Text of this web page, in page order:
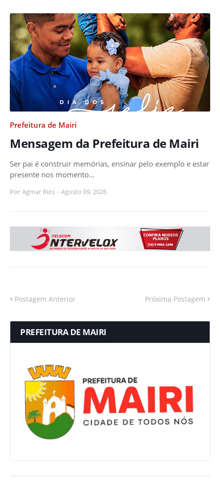
Prefeitura de Mairi
Mensagem da Prefeitura de Mairi
Ser pai é construir memórias, ensinar pelo exemplo e estar
presente nos momento…
Por Agmar Rios - Agosto 09, 2026
Postagem Anterior Próxima Postagem
PREFEITURA DE MAIRI